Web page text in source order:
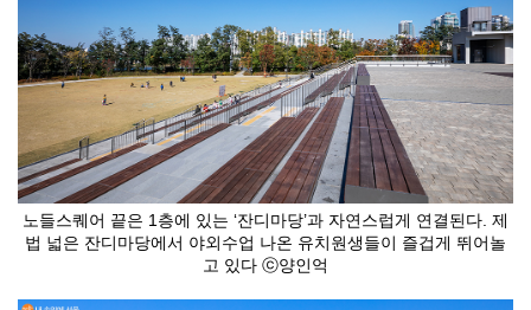
노들스퀘어 끝은 1층에 있는 ‘잔디마당’과 자연스럽게 연결된다. 제
법 넓은 잔디마당에서 야외수업 나온 유치원생들이 즐겁게 뛰어놀
고 있다 ⓒ양인억